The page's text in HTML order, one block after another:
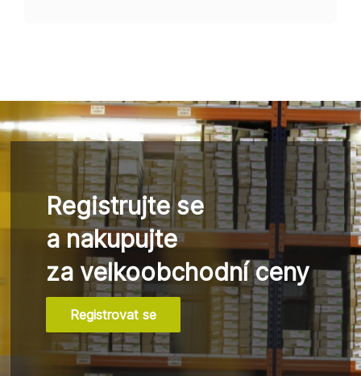
Registrujte se
a nakupujte
za velkoobchodní ceny
Registrovat se